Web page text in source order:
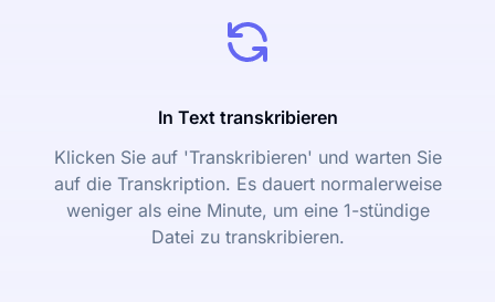
In Text transkribieren
Klicken Sie auf 'Transkribieren' und warten Sie
auf die Transkription. Es dauert normalerweise
weniger als eine Minute, um eine 1-stündige
Datei zu transkribieren.